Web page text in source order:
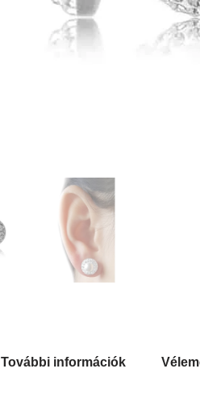
További információk